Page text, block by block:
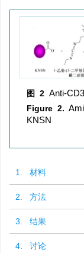
图 2 Anti-
Figure 2.
KNSN
1. 材料
2. 方法
3. 结果
4. 讨论